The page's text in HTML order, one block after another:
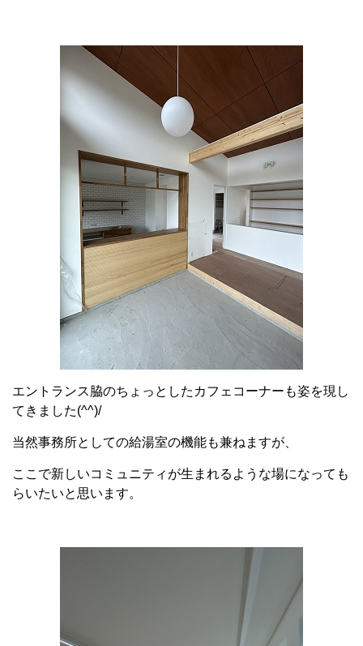
エントランス脇のちょっとしたカフェコーナーも姿を現し
てきました(^^)/
当然事務所としての給湯室の機能も兼ねますが、
ここで新しいコミュニティが生まれるような場になっても
らいたいと思います。